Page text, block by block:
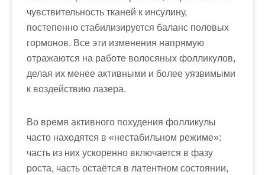
чувствительность тканей к инсулину,
постепенно стабилизируется баланс половых
гормонов. Все эти изменения напрямую
отражаются на работе волосяных фолликулов,
делая их менее активными и более уязвимыми
к воздействию лазера.
Во время активного похудения фолликулы
часто находятся в «нестабильном режиме»:
часть из них ускоренно включается в фазу
роста, часть остаётся в латентном состоянии,